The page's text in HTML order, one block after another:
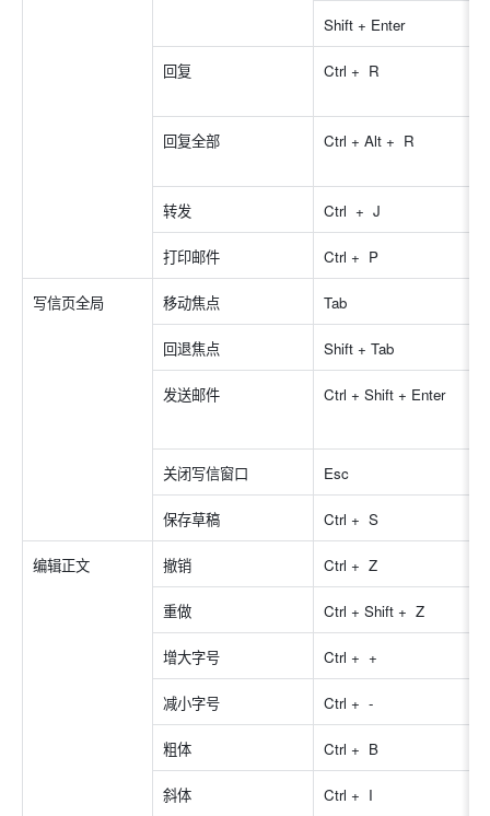
Shift + Enter
回复 Ctrl +  R
回复全部 Ctrl + Alt +  R
转发 Ctrl  +  J
打印邮件 Ctrl +  P
写信页全局 移动焦点 Tab
回退焦点 Shift + Tab
发送邮件 Ctrl + Shift + Enter
关闭写信窗口 Esc
保存草稿 Ctrl +  S
编辑正文 撤销 Ctrl +  Z
重做 Ctrl + Shift +  Z
增大字号 Ctrl +  +
减小字号 Ctrl +  -
粗体 Ctrl +  B
斜体 Ctrl +  I